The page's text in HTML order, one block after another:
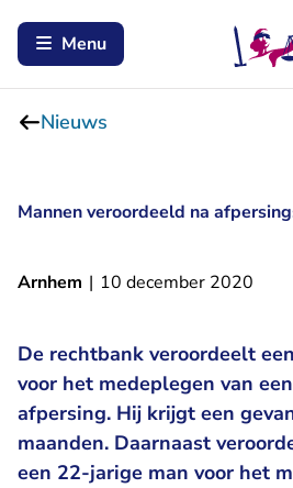
Menu
Nieuws
Mannen veroordeeld na
Arnhem | 10 december 2020
De rechtbank veroordeelt
voor het medeplegen van
afpersing. Hij krijgt een
maanden. Daarnaast
een 22-jarige man voor het